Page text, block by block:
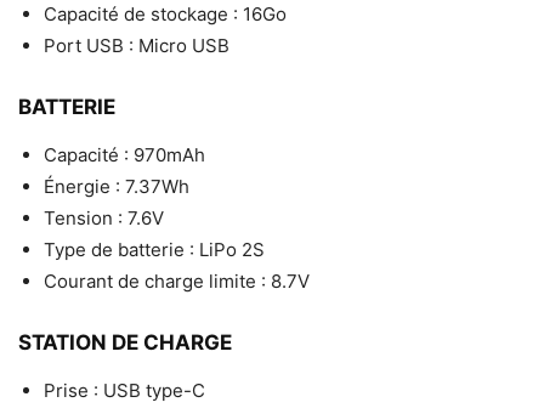
Capacité de stockage : 16Go
Port USB : Micro USB
BATTERIE
Capacité : 970mAh
Énergie : 7.37Wh
Tension : 7.6V
Type de batterie : LiPo 2S
Courant de charge limite : 8.7V
STATION DE CHARGE
Prise : USB type-C